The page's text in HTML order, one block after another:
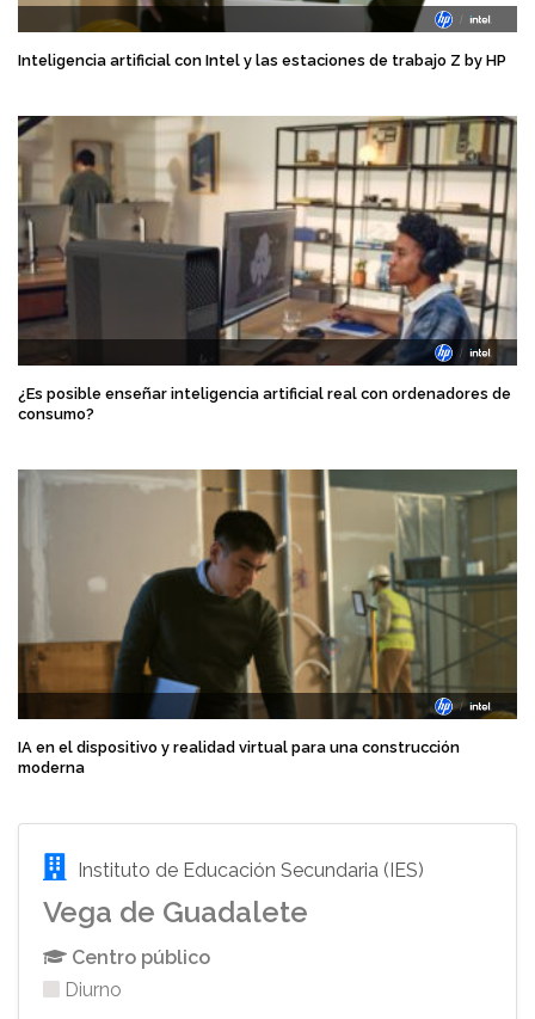
Inteligencia artificial con Intel y las estaciones de trabajo Z by HP
¿Es posible enseñar inteligencia artificial real con ordenadores de
consumo?
IA en el dispositivo y realidad virtual para una construcción
moderna
Instituto de Educación Secundaria (IES)
Vega de Guadalete
Centro público
Diurno